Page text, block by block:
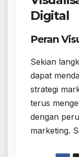
Digital
Peran
Sekian
dapat
strategi
terus
dengan
marketing.